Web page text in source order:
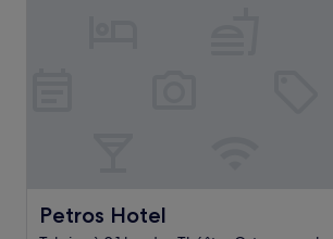
Petros Hotel
Petros Hotel